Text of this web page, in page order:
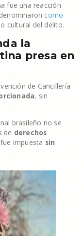
fue una reacción
como
cultural del delito.
la
presa en
de Cancillería
, sin
brasileño no se
de derechos
impuesta sin